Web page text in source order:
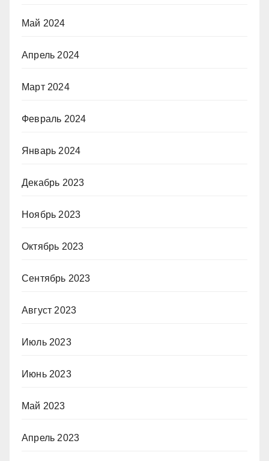
Май 2024
Апрель 2024
Март 2024
Февраль 2024
Январь 2024
Декабрь 2023
Ноябрь 2023
Октябрь 2023
Сентябрь 2023
Август 2023
Июль 2023
Июнь 2023
Май 2023
Апрель 2023